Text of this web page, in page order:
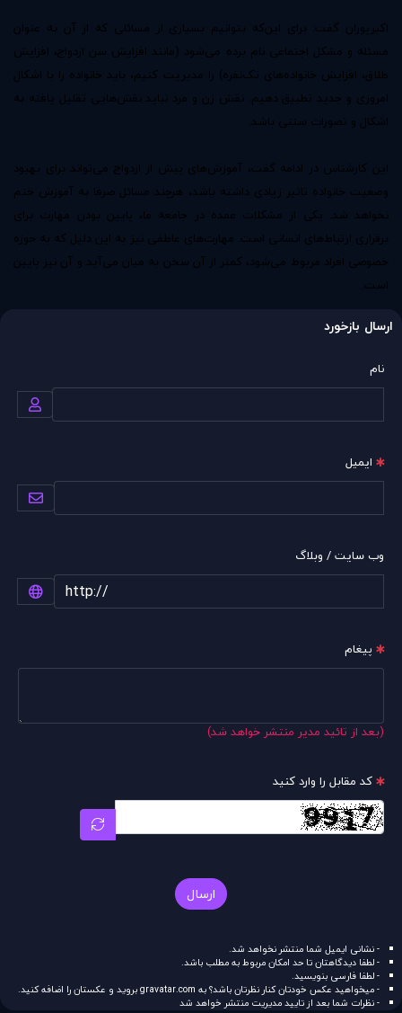
اکبرپوران گفت: برای این‌که بتوانیم بسیاری از مسائلی که از آن به عنوان
مسئله و مشکل اجتماعی نام برده می‌شود (مانند افزایش سن ازدواج، افزایش
طلاق، افزایش خانواده‌های تک‌نفره) را مدیریت کنیم، باید خانواده را با اشکال
امروزی و جدید تطبیق دهیم. نقش زن و مرد نباید نقش‌هایی تقلیل یافته به
اشکال و تصورات سنتی باشد.
این کارشناس در ادامه گفت، آموزش‌های پیش از ازدواج می‌تواند برای بهبود
وضعیت خانواده تاثیر زیادی داشته باشد، هرچند مسائل صرفا به آموزش ختم
نخواهد شد. یکی از مشکلات عمده در جامعه ما، پایین بودن مهارت برای
برقراری ارتباط‌های انسانی است. مهارت‌های عاطفی نیز به این دلیل که به حوزه
خصوصی افراد مربوط می‌شود، کمتر از آن سخن به میان می‌آید و آن نیز پایین
است.
ارسال بازخورد
نام
ایمیل
وب سایت / وبلاگ
پیغام
(بعد از تائید مدیر منتشر خواهد شد)
کد مقابل را وارد کنید
ارسال
- نشانی ایمیل شما منتشر نخواهد شد.
- لطفا دیدگاهتان تا حد امکان مربوط به مطلب باشد.
- لطفا فارسی بنویسید.
- میخواهید عکس خودتان کنار نظرتان باشد؟ به gravatar.comبروید و عکستان را اضافه کنید.
- نظرات شما بعد از تایید مدیریت منتشر خواهد شد